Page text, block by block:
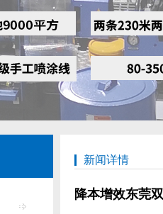
新闻详情
降本增效东莞